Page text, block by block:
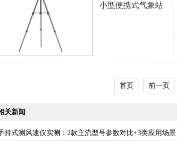
小型便携式气象站
首页 前一页
关新闻
持式测风速仪实测：2款主流型号参数对比+3类应用场景